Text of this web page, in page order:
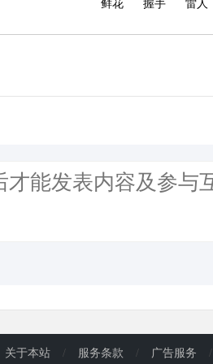
鲜花 握手 雷人
关于本站 / 服务条款 / 广告服务 /